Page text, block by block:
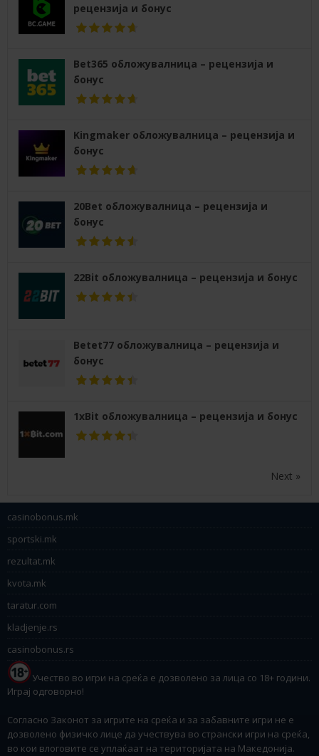
рецензија и бонус
Bet365 обложувалница – рецензија и
бонус
Kingmaker обложувалница – рецензија и
бонус
20Bet обложувалница – рецензија и
бонус
22Bit обложувалница – рецензија и бонус
Betet77 обложувалница – рецензија и
бонус
1xBit обложувалница – рецензија и бонус
Next »
casinobonus.mk
sportski.mk
rezultat.mk
kvota.mk
taratur.com
kladjenje.rs
casinobonus.rs
Учество во игри на среќа е дозволено за лица со 18+ години.
Играј одговорно!
Согласно Законот за игрите на среќа и за забавните игри не е
дозволено физичко лице да учествува во странски игри на среќа,
во кои влоговите се уплаќаат на територијата на Македонија.